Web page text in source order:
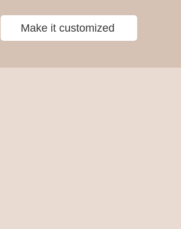
Make it customized